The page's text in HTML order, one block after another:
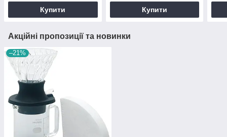
Купити Купити
Акційні пропозиції та новинки
–21%